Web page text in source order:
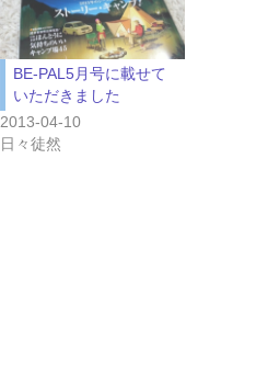
BE-PAL5月号に載せて
いただきました
2013-04-10
日々徒然